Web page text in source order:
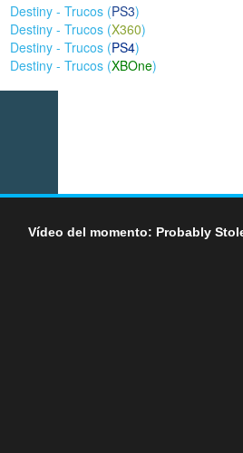
Destiny - Trucos (PS3)
Destiny - Trucos (X360)
Destiny - Trucos (PS4)
Destiny - Trucos (XBOne)
Vídeo del momento: Probably